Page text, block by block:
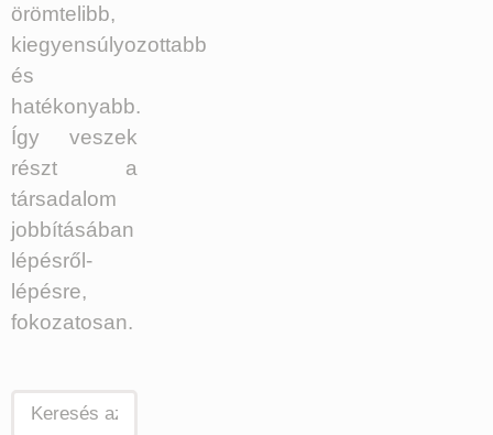
örömtelibb,
kiegyensúlyozottabb
és
hatékonyabb.
Így veszek
részt a
társadalom
jobbításában
lépésről-
lépésre,
fokozatosan.